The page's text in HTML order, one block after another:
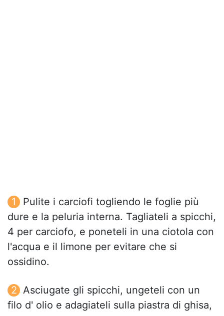
Pulite i carciofi togliendo le foglie più
dure e la peluria interna. Tagliateli a spicchi,
4 per carciofo, e poneteli in una ciotola con
l'acqua e il limone per evitare che si
ossidino.
Asciugate gli spicchi, ungeteli con un
filo d' olio e adagiateli sulla piastra di ghisa,